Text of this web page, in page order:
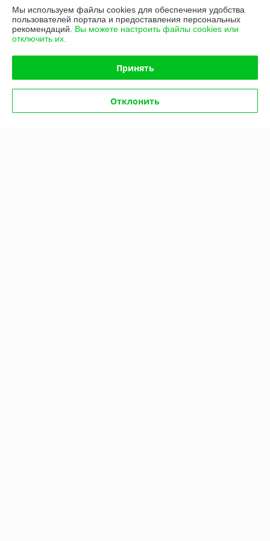
Контакты
Сегодня выходной
Отзывы о магазине
У компании пока нет отзывов, добавьте первый
Мы используем файлы cookies для обеспечения удобства
пользователей портала и предоставления персональных
рекомендаций. Вы можете настроить файлы cookies или
отключить их.
Принять
Отклонить